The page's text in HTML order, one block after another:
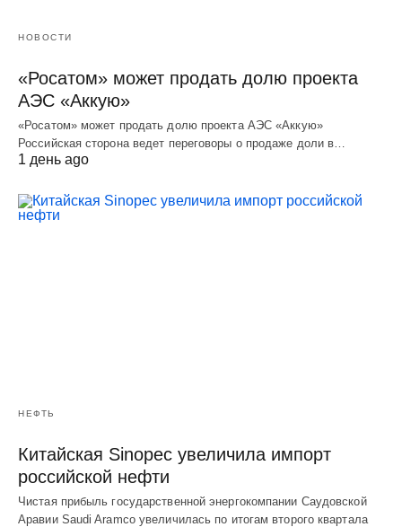
НОВОСТИ
«Росатом» может продать долю проекта
АЭС «Аккую»
«Росатом» может продать долю проекта АЭС «Аккую»
Российская сторона ведет переговоры о продаже доли в…
1 день ago
НЕФТЬ
Китайская Sinopec увеличила импорт
российской нефти
Чистая прибыль государственной энергокомпании Саудовской
Аравии Saudi Aramco увеличилась по итогам второго квартала